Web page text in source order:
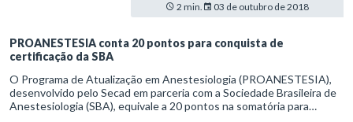
2 min. 03 de outubro de 2018
PROANESTESIA conta 20 pontos para conquista de
certificação da SBA
O Programa de Atualização em Anestesiologia (PROANESTESIA),
desenvolvido pelo Secad em parceria com a Sociedade Brasileira de
Anestesiologia (SBA), equivale a 20 pontos na somatória para